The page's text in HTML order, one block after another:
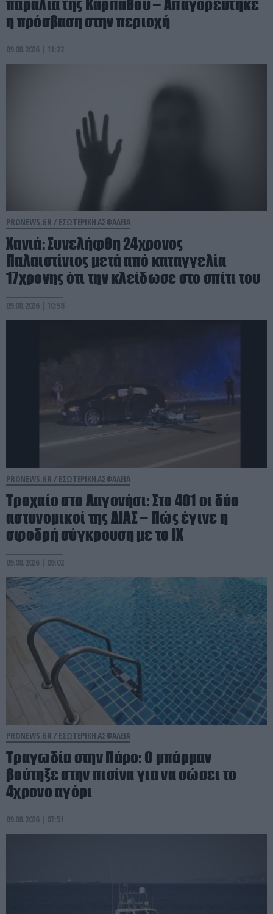
παραλία της Καρπάθου – Απαγορεύτηκε
η πρόσβαση στην περιοχή
09.08.2026 | 11:22
PRONEWS.GR / ΕΣΩΤΕΡΙΚΗ ΑΣΦΑΛΕΙΑ
Χανιά: Συνελήφθη 24χρονος
Παλαιστίνιος μετά από καταγγελία
17χρονης ότι την κλείδωσε στο σπίτι του
09.08.2026 | 10:58
PRONEWS.GR / ΕΣΩΤΕΡΙΚΗ ΑΣΦΑΛΕΙΑ
Τροχαίο στο Λαγονήσι: Στο 401 οι δύο
αστυνομικοί της ΔΙΑΣ – Πώς έγινε η
σφοδρή σύγκρουση με το ΙΧ
09.08.2026 | 09:02
PRONEWS.GR / ΕΣΩΤΕΡΙΚΗ ΑΣΦΑΛΕΙΑ
Τραγωδία στην Πάρο: Ο μπάρμαν
βούτηξε στην πισίνα για να σώσει το
4χρονο αγόρι
09.08.2026 | 07:51